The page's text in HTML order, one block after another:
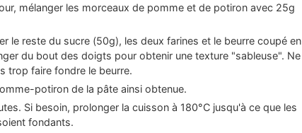
mélanger les morceaux de pomme et de potiron avec 25g
le reste du sucre (50g), les deux farines et le beurre coupé en
du bout des doigts pour obtenir une texture "sableuse". Ne
trop faire fondre le beurre.
potiron de la pâte ainsi obtenue.
Si besoin, prolonger la cuisson à 180°C jusqu'à ce que les
fondants.